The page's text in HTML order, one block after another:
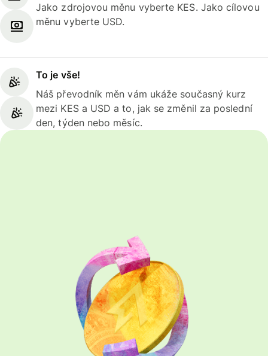
Jako zdrojovou měnu vyberte KES. Jako cílovou
měnu vyberte USD.
To je vše!
Náš převodník měn vám ukáže současný kurz
mezi KES a USD a to, jak se změnil za poslední
den, týden nebo měsíc.